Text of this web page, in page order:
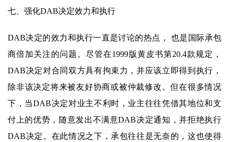
七、强化DAB决定效力和执行
DAB决定的效力和执行一直是讨论的热点， 也是国际承包
商倍加关注的问题。尽管在1999版黄皮书第20.4款规定，
DAB决定对合同双方具有拘束力，并应该立即得到执行，
除非该决定将来被友好协商或被仲裁修改。但在很多情况
下，当DAB决定对业主不利时，业主往往凭借其地位和支
付上的优势，随意发出不满意DAB决定通知，并拒绝执行
DAB决定。在此情况之下，承包往往是无奈的，这也使得